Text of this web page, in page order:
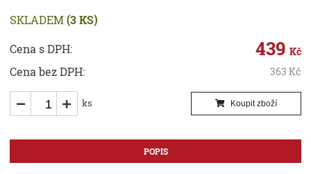
SKLADEM(3 KS)
Cena s DPH:
439 Kč
Cena bez DPH: 363 Kč
ks Koupit zboží
POPIS